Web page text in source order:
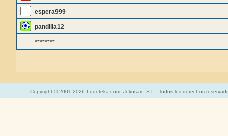
espera999
pandilla12
********
Copyright © 2001-2026 Ludoteka.com Jokosare S.L. Todos los derechos